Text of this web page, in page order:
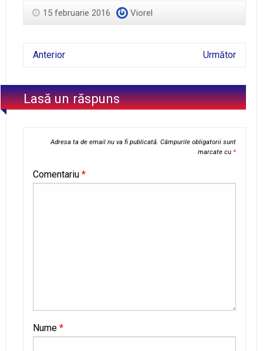
15 februarie 2016 Viorel
Anterior Următor
Lasă un răspuns
Adresa ta de email nu va fi publicată. Câmpurile obligatorii sunt
marcate cu *
Comentariu *
Nume *